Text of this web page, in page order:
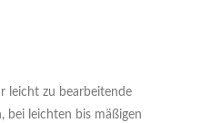
leicht zu bearbeitende
bei leichten bis mäßigen